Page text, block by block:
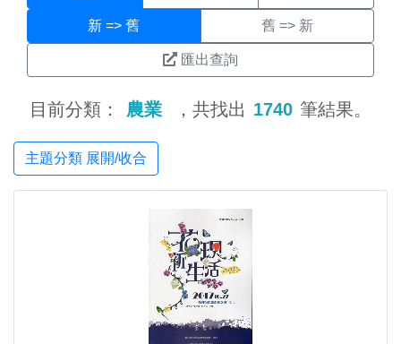
新 => 舊 舊 => 新
匯出查詢
目前分類： 農業 ，共找出 1740 筆結果。
主題分類 展開/收合